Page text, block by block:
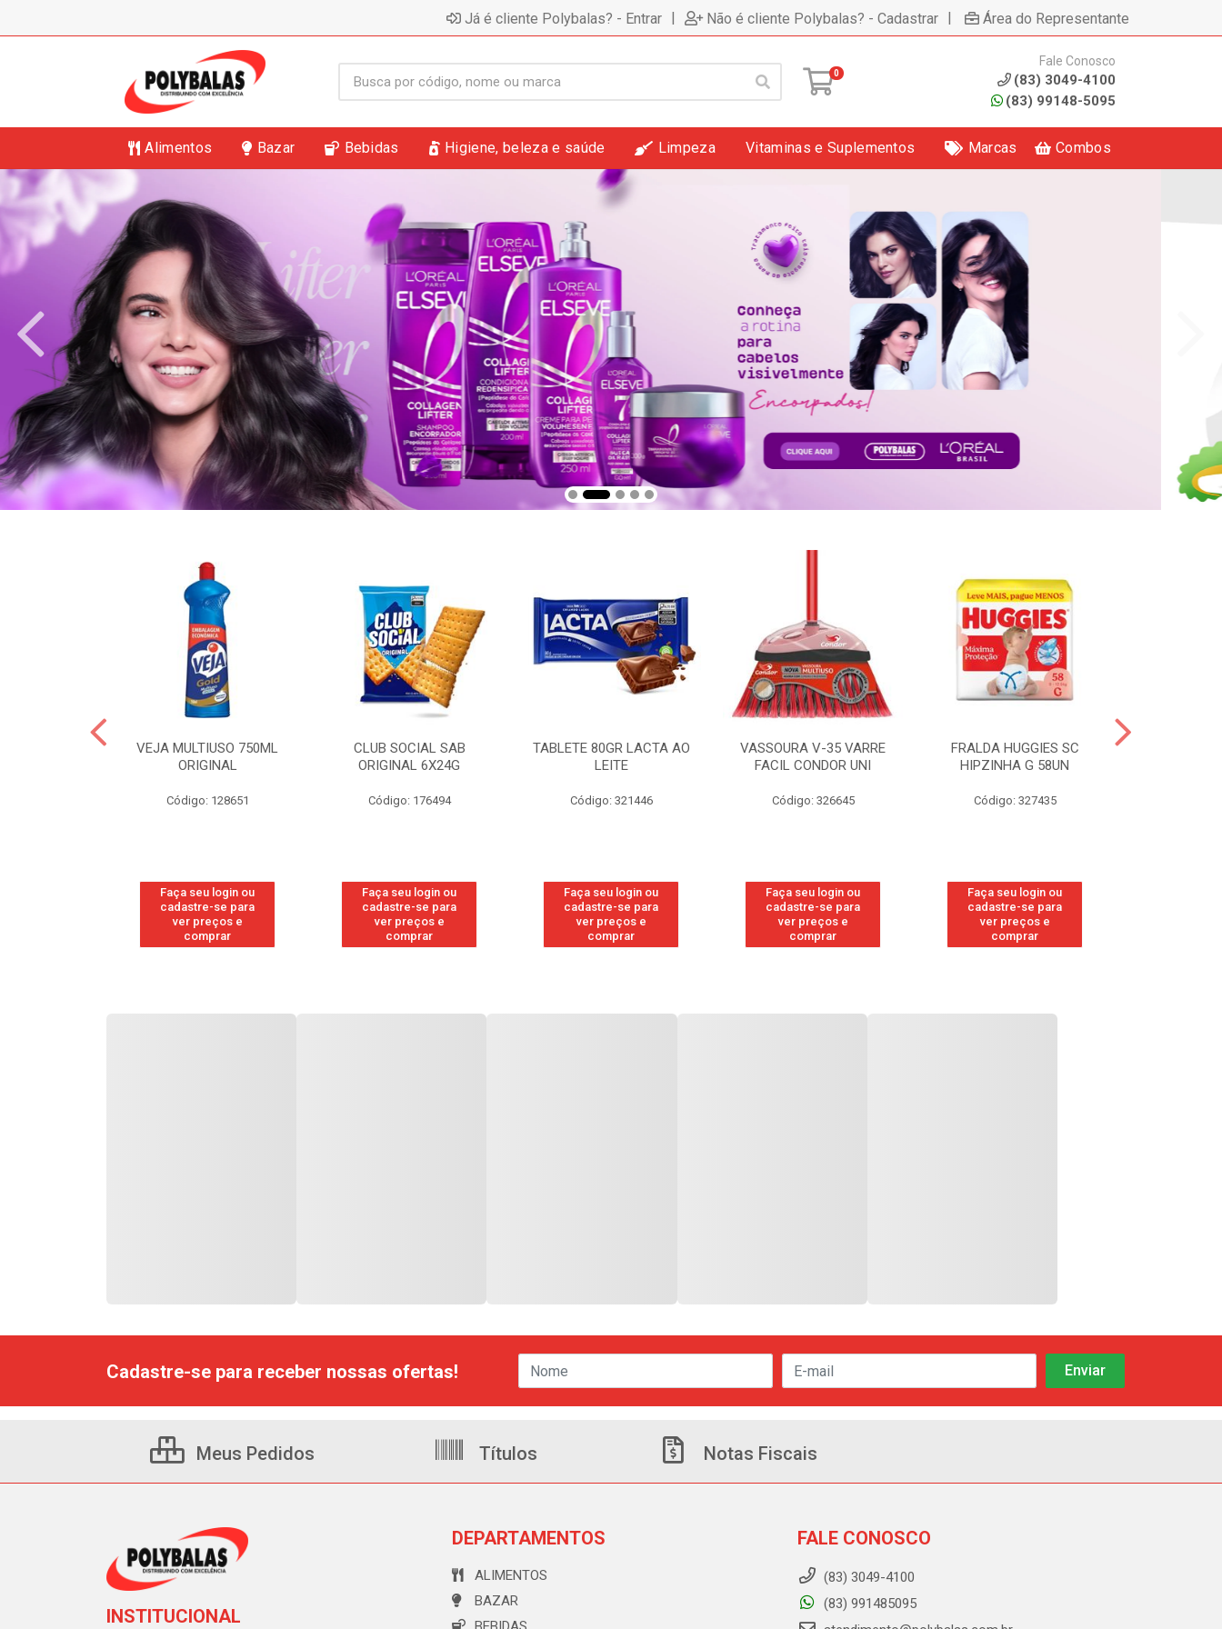
Já é cliente Polybalas? - Entrar | Não é cliente Polybalas? - Cadastrar | Área do Representante
0
Fale Conosco
(83) 3049-4100
(83) 99148-5095
Alimentos Bazar Bebidas Higiene, beleza e saúde Limpeza Vitaminas e Suplementos Marcas Combos
VEJA MULTIUSO 750ML
ORIGINAL
Código: 128651
Faça seu login ou
cadastre-se para
ver preços e
comprar
CLUB SOCIAL SAB
ORIGINAL 6X24G
Código: 176494
Faça seu login ou
cadastre-se para
ver preços e
comprar
TABLETE 80GR LACTA AO
LEITE
Código: 321446
Faça seu login ou
cadastre-se para
ver preços e
comprar
VASSOURA V-35 VARRE
FACIL CONDOR UNI
Código: 326645
Faça seu login ou
cadastre-se para
ver preços e
comprar
FRALDA HUGGIES SC
HIPZINHA G 58UN
Código: 327435
Faça seu login ou
cadastre-se para
ver preços e
comprar
Cadastre-se para receber nossas ofertas!
Meus Pedidos Títulos Notas Fiscais
INSTITUCIONAL
DEPARTAMENTOS
ALIMENTOS
BAZAR
FALE CONOSCO
(83) 3049-4100
(83) 991485095